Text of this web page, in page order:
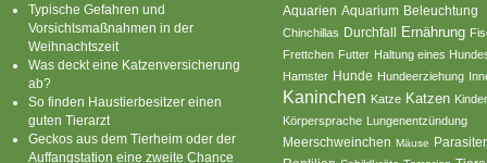
Typische Gefahren und
Vorsichtsmaßnahmen in der
Weihnachtszeit
Was deckt eine Katzenversicherung
ab?
So finden Haustierbesitzer einen
guten Tierarzt
Geckos aus dem Tierheim oder der
Auffangstation eine zweite Chance
Aquarien Aquarium Beleuchtung
Chinchillas Durchfall Ernährung
Frettchen Futter Haltung eines
Hamster Hunde Hundeerziehung
Kaninchen Katze Katzen
Körpersprache Lungenentzündung
Meerschweinchen Mäuse